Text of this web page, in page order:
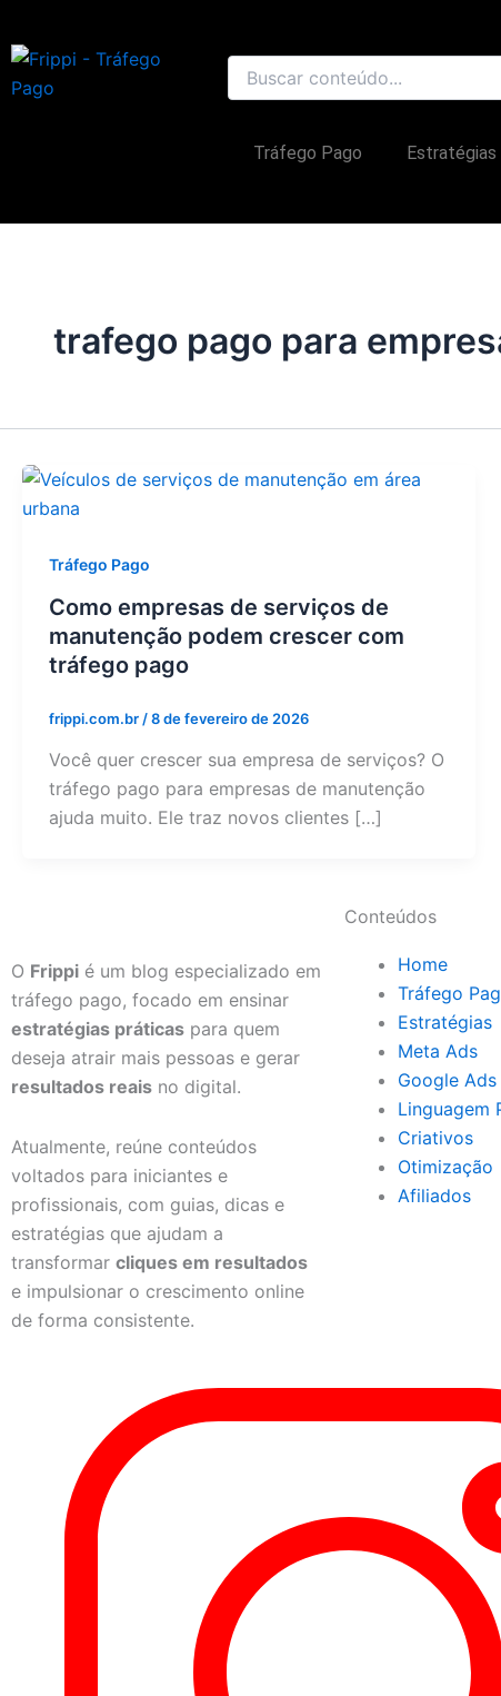
para
conteúdo
Tráfego Pago Estratégias
trafego pago para
Tráfego Pago
Como empresas de serviços de
manutenção podem crescer com
tráfego pago
frippi.com.br /8 de fevereiro de 2026
Você quer crescer sua empresa de serviços? O
tráfego pago para empresas de manutenção
ajuda muito. Ele traz novos clientes […]
O Frippi é um blog especializado em
tráfego pago, focado em ensinar
estratégias práticas para quem
deseja atrair mais pessoas e gerar
resultados reais no digital.
Atualmente, reúne conteúdos
voltados para iniciantes e
profissionais, com guias, dicas e
estratégias que ajudam a
transformar cliques em resultados
e impulsionar o crescimento online
de forma consistente.
Conteúdos
Home
Tráfego
Estratégias
Meta Ads
Google Ads
Linguagem
Criativos
Otimização
Afiliados